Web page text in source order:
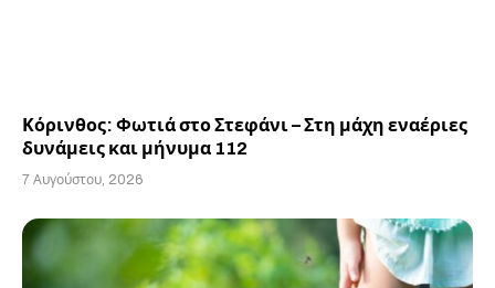
Κόρινθος: Φωτιά στο Στεφάνι – Στη μάχη εναέριες
δυνάμεις και μήνυμα 112
7 Αυγούστου, 2026